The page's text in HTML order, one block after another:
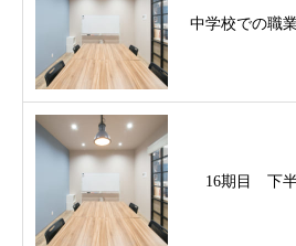
中学校での職
16期目 下半